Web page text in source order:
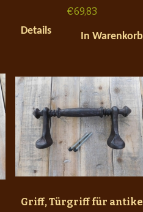
€69,83
Details
In Warenkorb
Griff, Türgriff für antike